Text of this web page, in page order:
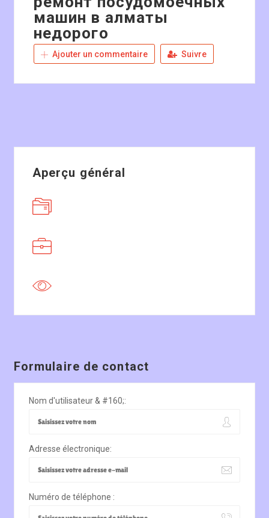
машин в алматы
недорого
Ajouter un commentaire Suivre
Aperçu général
Formulaire de contact
Nom d'utilisateur & #160;:
Adresse électronique:
Numéro de téléphone :